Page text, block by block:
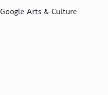
Google Arts & Culture